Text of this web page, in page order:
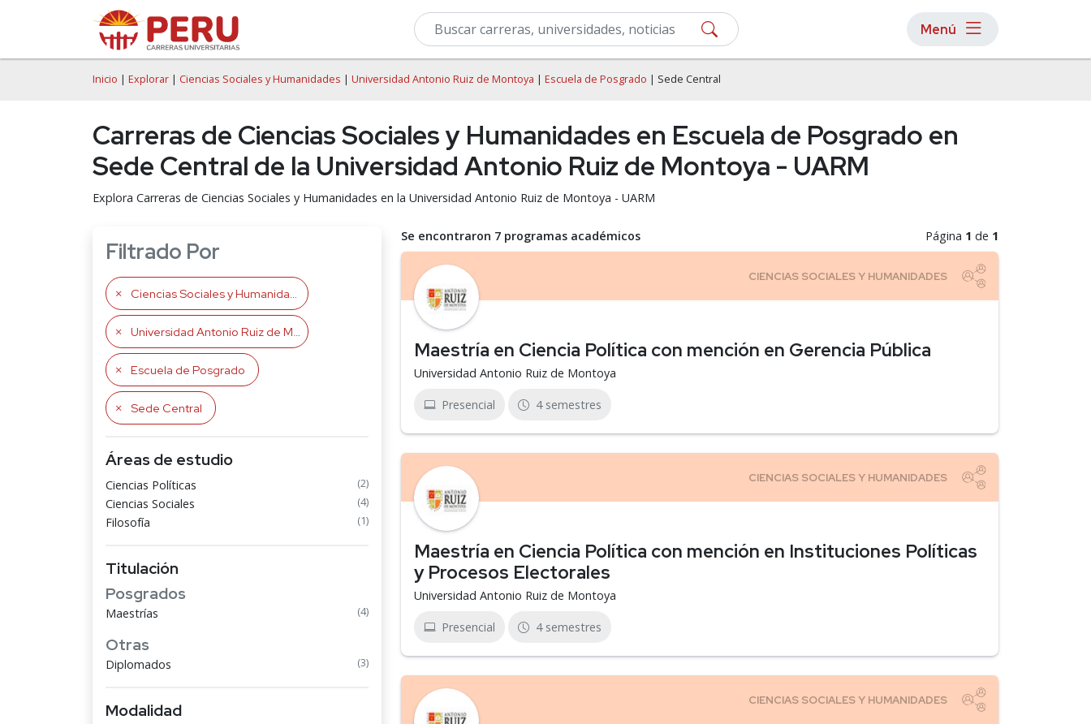
Menú
Inicio | Explorar | Ciencias Sociales y Humanidades | Universidad Antonio Ruiz de Montoya | Escuela de Posgrado | Sede Central
Carreras de Ciencias Sociales y Humanidades en Escuela de Posgrado en
Sede Central de la Universidad Antonio Ruiz de Montoya - UARM
Explora Carreras de Ciencias Sociales y Humanidades en la Universidad Antonio Ruiz de Montoya - UARM
Filtrado Por
Ciencias Sociales y Humanidades
Universidad Antonio Ruiz de Montoya
Escuela de Posgrado
Sede Central
Áreas de estudio
Ciencias Políticas (2)
Ciencias Sociales (4)
Filosofía (1)
Titulación
Posgrados
Maestrías (4)
Otras
Diplomados (3)
Modalidad
Se encontraron 7 programas académicos Página 1 de 1
Maestría en Ciencia Política con mención en Gerencia Pública
Universidad Antonio Ruiz de Montoya
Presencial 4 semestres
Maestría en Ciencia Política con mención en Instituciones Políticas
y Procesos Electorales
Universidad Antonio Ruiz de Montoya
Presencial 4 semestres